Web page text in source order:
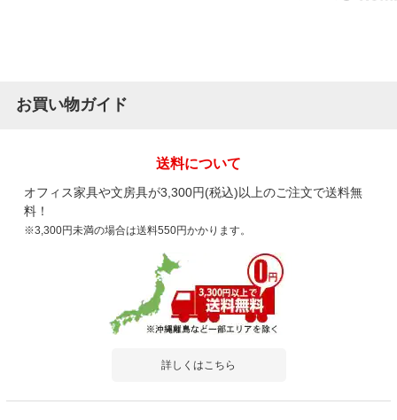
お買い物ガイド
送料について
オフィス家具や文房具が3,300円(税込)以上のご注文で送料無
料！
※3,300円未満の場合は送料550円かかります。
詳しくはこちら